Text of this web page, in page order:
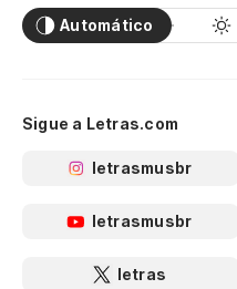
Automático
Sigue a Letras.com
letrasmusbr
letrasmusbr
letras